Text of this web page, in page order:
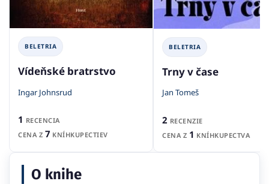
BELETRIA
Vídeňské bratrstvo
Ingar Johnsrud
1 RECENCIA
CENA Z 7 KNÍHKUPECTIEV
BELETRIA
Trny v čase
Jan Tomeš
2 RECENZIE
CENA Z 1 KNÍHKUPECTVA
O knihe